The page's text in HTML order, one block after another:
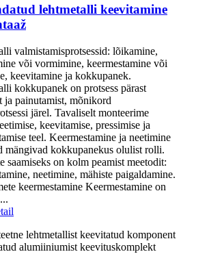
lehtmetalli keevitamine
valmistamisprotsessid: lõikamine,
või vormimine, keermestamine või
keevitamine ja kokkupanek.
kokkupanek on protsess pärast
ja painutamist, mõnikord
järel. Tavaliselt monteerime
keevitamise, pressimise ja
teel. Keermestamine ja neetimine
mängivad kokkupanekus olulist rolli.
saamiseks on kolm peamist meetodit:
neetimine, mähiste paigaldamine.
keermestamine Keermestamine on